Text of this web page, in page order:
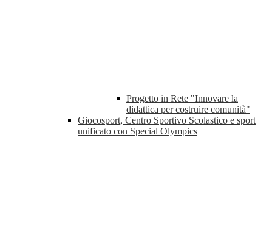
Progetto in Rete "Innovare la
didattica per costruire comunità"
Giocosport, Centro Sportivo Scolastico e sport
unificato con Special Olympics